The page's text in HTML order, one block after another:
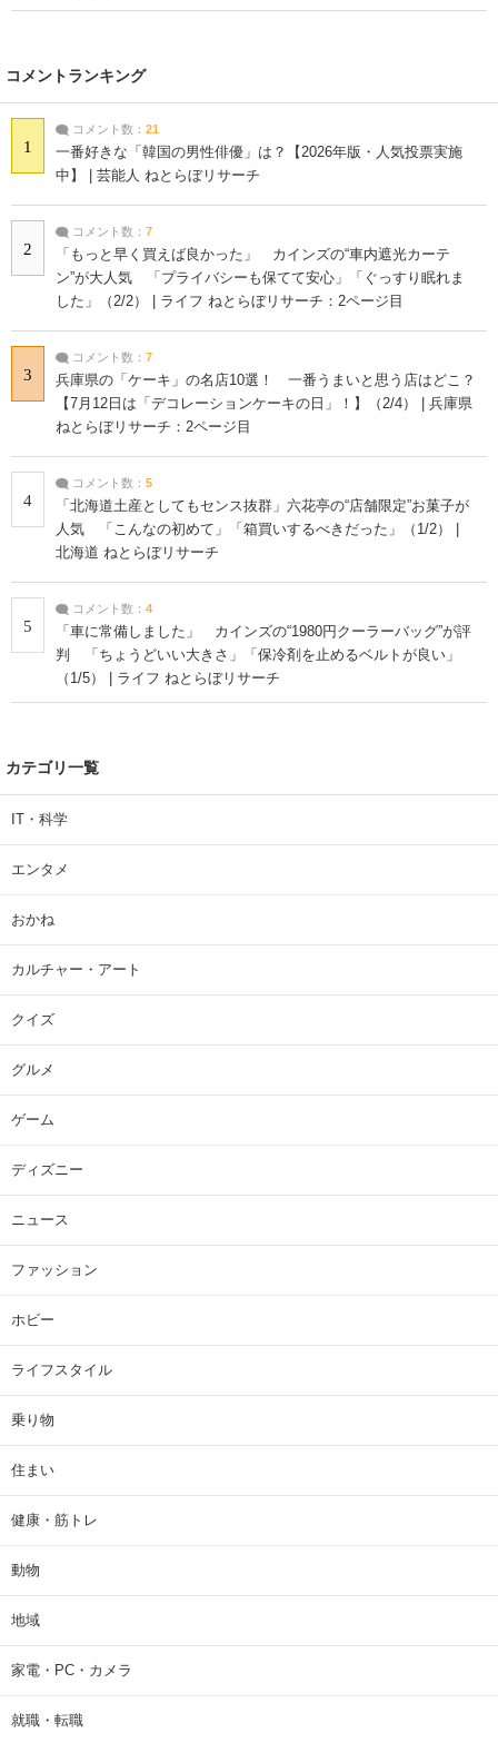
コメントランキング
1
コメント数： 21
一番好きな「韓国の男性俳優」は？【2026年版・人気投票実施
中】 | 芸能人 ねとらぼリサーチ
2
コメント数： 7
「もっと早く買えば良かった」 カインズの“車内遮光カーテ
ン”が大人気 「プライバシーも保てて安心」「ぐっすり眠れま
した」（2/2） | ライフ ねとらぼリサーチ：2ページ目
3
コメント数： 7
兵庫県の「ケーキ」の名店10選！ 一番うまいと思う店はどこ？
【7月12日は「デコレーションケーキの日」！】（2/4） | 兵庫県
ねとらぼリサーチ：2ページ目
4
コメント数： 5
「北海道土産としてもセンス抜群」六花亭の“店舗限定”お菓子が
人気 「こんなの初めて」「箱買いするべきだった」（1/2） |
北海道 ねとらぼリサーチ
5
コメント数： 4
「車に常備しました」 カインズの“1980円クーラーバッグ”が評
判 「ちょうどいい大きさ」「保冷剤を止めるベルトが良い」
（1/5） | ライフ ねとらぼリサーチ
カテゴリ一覧
IT・科学
エンタメ
おかね
カルチャー・アート
クイズ
グルメ
ゲーム
ディズニー
ニュース
ファッション
ホビー
ライフスタイル
乗り物
住まい
健康・筋トレ
動物
地域
家電・PC・カメラ
就職・転職